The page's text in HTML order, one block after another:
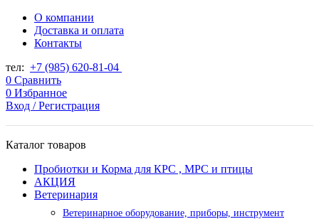
О компании
Доставка и оплата
Контакты
тел: +7 (985) 620-81-04
0 Сравнить
0 Избранное
Вход / Регистрация
Каталог товаров
Пробиотки и Корма для КРС , МРС и птицы
АКЦИЯ
Ветеринария
Ветеринарное оборудование, приборы, инструмент